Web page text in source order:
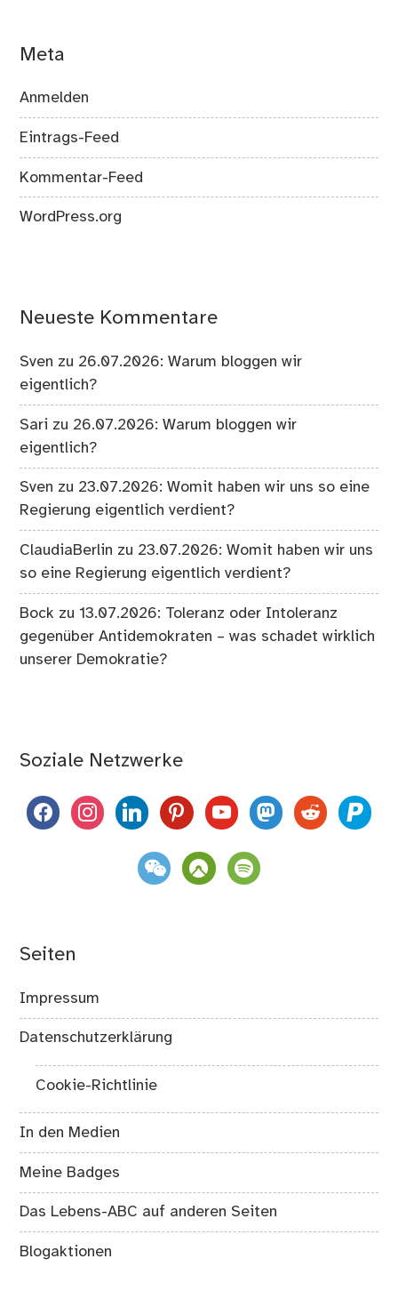
Meta
Anmelden
Eintrags-Feed
Kommentar-Feed
WordPress.org
Neueste Kommentare
Sven zu 26.07.2026: Warum bloggen wir
eigentlich?
Sari zu 26.07.2026: Warum bloggen wir
eigentlich?
Sven zu 23.07.2026: Womit haben wir uns so eine
Regierung eigentlich verdient?
ClaudiaBerlin zu 23.07.2026: Womit haben wir uns
so eine Regierung eigentlich verdient?
Bock zu13.07.2026: Toleranz oder Intoleranz
gegenüber Antidemokraten – was schadet wirklich
unserer Demokratie?
Soziale Netzwerke
facebookinstagramlinkedinpinterestyoutubemastodon
reddit paypal
weixin komootspotify
Seiten
Impressum
Datenschutzerklärung
Cookie-Richtlinie
In den Medien
Meine Badges
Das Lebens-ABC auf anderen Seiten
Blogaktionen